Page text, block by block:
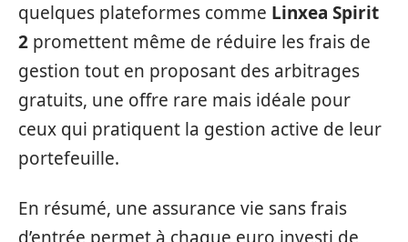
quelques plateformes comme Linxea Spirit
2 promettent même de réduire les frais de
gestion tout en proposant des arbitrages
gratuits, une offre rare mais idéale pour
ceux qui pratiquent la gestion active de leur
portefeuille.
En résumé, une assurance vie sans frais
d’entrée permet à chaque euro investi de